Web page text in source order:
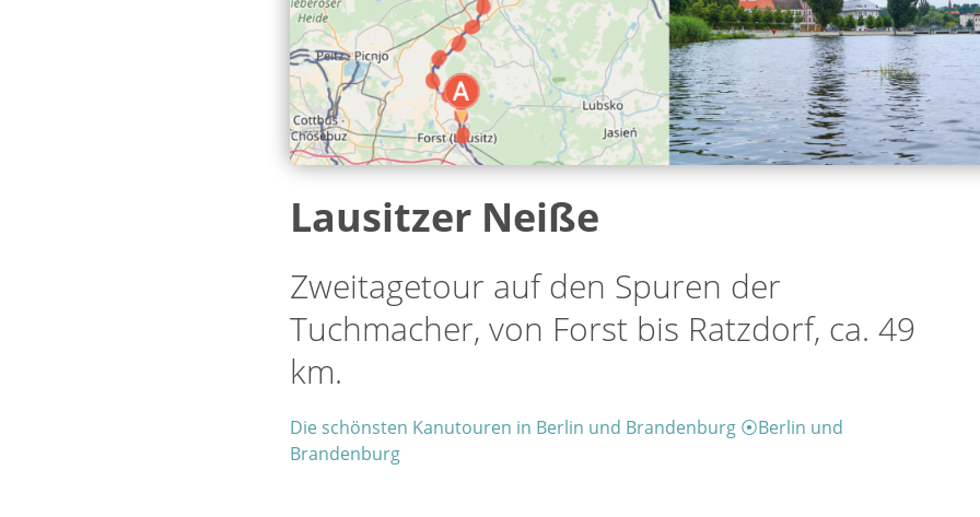
Lausitzer Neiße
Zweitagetour auf den Spuren der
Tuchmacher, von Forst bis Ratzdorf, ca. 49
km.
Die schönsten Kanutouren in Berlin und Brandenburg ⦿Berlin und
Brandenburg